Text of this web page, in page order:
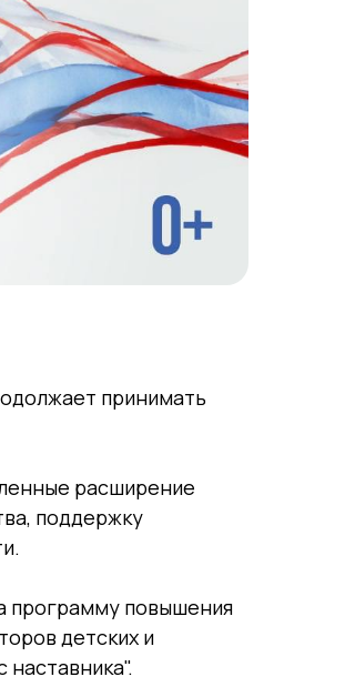
принимать
расширение
поддержку
программу повышения
детских и